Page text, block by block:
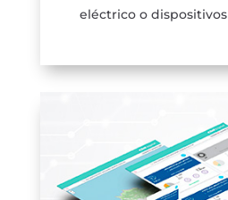
eléctrico o